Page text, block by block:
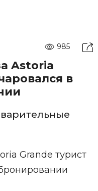
985
Astoria
в